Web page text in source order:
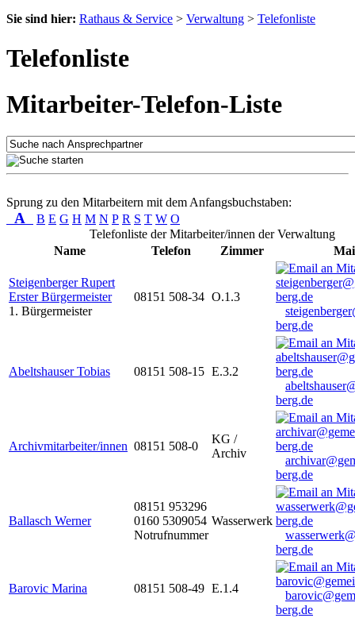
Sie sind hier: Rathaus & Service > Verwaltung > Telefonliste
Telefonliste
Mitarbeiter-Telefon-Liste
Sprung zu den Mitarbeitern mit dem Anfangsbuchstaben:
A B E G H M N P R S T W O
Telefonliste der Mitarbeiter/innen der Verwaltung
Name
Telefon Zimmer
Steigenberger Rupert
Erster Bürgermeister
1. Bürgermeister
08151 508-34 O.1.3
berg.de
Abeltshauser Tobias 08151 508-15 E.3.2
berg.de
Archivmitarbeiter/innen 08151 508-0
KG /
Archiv
berg.de
Ballasch Werner
08151 953296
0160 5309054
Notrufnummer
Wasserwerk
berg.de
Barovic Marina 08151 508-49 E.1.4
berg.de